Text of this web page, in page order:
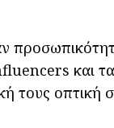
και
τους οπτική